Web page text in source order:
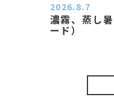
濃霧、蒸し
ード）
2026.8.7